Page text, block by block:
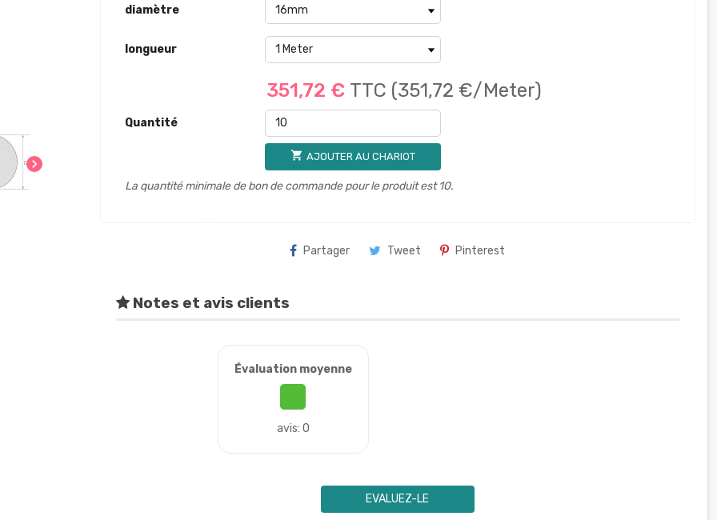
chevron_right
diamètre
longueur
351,72 € TTC (351,72 €/Meter)
Quantité
shopping_cart AJOUTER AU CHARIOT
La quantité minimale de bon de commande pour le produit est 10.
Partager Tweet Pinterest
Notes et avis clients
Évaluation moyenne
avis: 0
EVALUEZ-LE